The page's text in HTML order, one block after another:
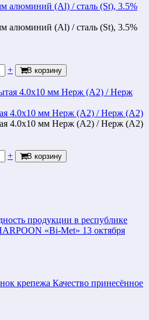
алюминий (Al) / сталь (St), 3.5%
алюминий (Al) / сталь (St), 3.5%
+ В корзину
4.0х10 мм Нерж (А2) / Нерж (А2)
4.0х10 мм Нерж (А2) / Нерж (А2)
+ В корзину
продукции в республике
«Bi-Met» 13 октября
крепежа Качество принесённое